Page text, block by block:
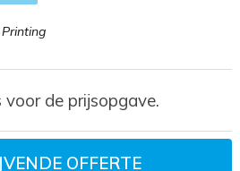
voor de prijsopgave.
OFFERTE